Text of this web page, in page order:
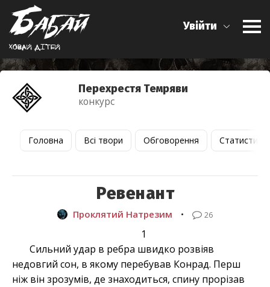
Ховай дiтей
Увійти
Перехрестя Темряви
конкурс
Головна Всі твори Обговорення Статистика
Ревенант
Проклятий Натрезим • 26
1
Сильний удар в ребра швидко розвіяв
недовгий сон, в якому перебував Конрад. Перш
ніж він зрозумів, де знаходиться, спину прорізав